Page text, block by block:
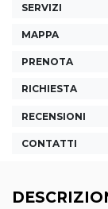
SERVIZI
MAPPA
PRENOTA
RICHIESTA
RECENSIONI
CONTATTI